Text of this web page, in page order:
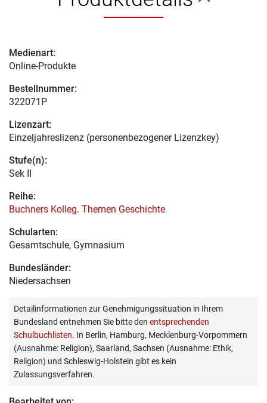
Medienart:
Online-Produkte
Bestellnummer:
322071P
Lizenzart:
Einzeljahreslizenz (personenbezogener Lizenzkey)
Stufe(n):
Sek II
Reihe:
Buchners Kolleg. Themen Geschichte
Schularten:
Gesamtschule, Gymnasium
Bundesländer:
Niedersachsen
Detailinformationen zur Genehmigungssituation in Ihrem
Bundesland entnehmen Sie bitte den entsprechenden
Schulbuchlisten. In Berlin, Hamburg, Mecklenburg-Vorpommern
(Ausnahme: Religion), Saarland, Sachsen (Ausnahme: Ethik,
Religion) und Schleswig-Holstein gibt es kein
Zulassungsverfahren.